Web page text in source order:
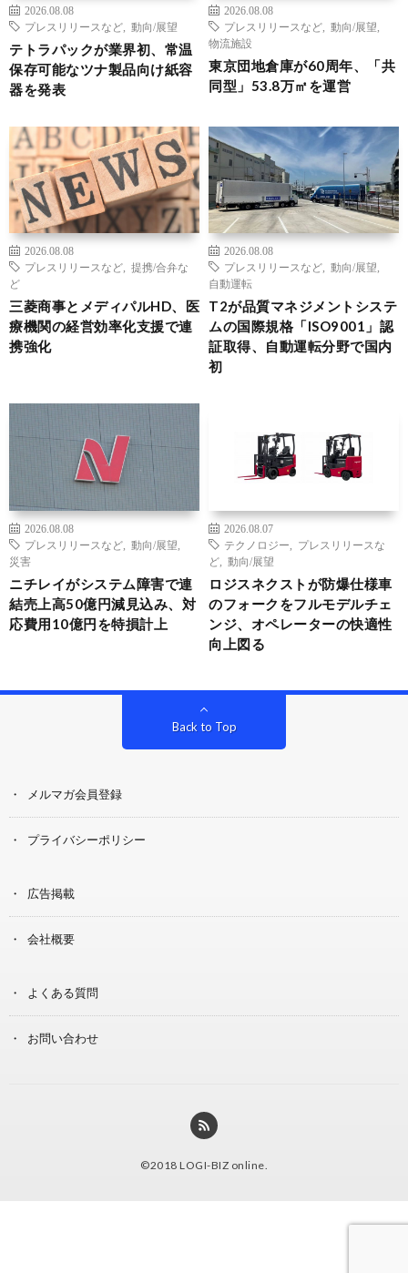
2026.08.08
プレスリリースなど
動向/展望
テトラパックが業界初、常温
保存可能なツナ製品向け紙容
器を発表
2026.08.08
プレスリリースなど
動向/展望
物流施設
東京団地倉庫が60周年、「共
同型」53.8万㎡を運営
2026.08.08
プレスリリースなど
提携/合弁な
ど
三菱商事とメディパルHD、医
療機関の経営効率化支援で連
携強化
2026.08.08
プレスリリースなど
動向/展望
自動運転
T2が品質マネジメントシステ
ムの国際規格「ISO9001」認
証取得、自動運転分野で国内
初
2026.08.08
プレスリリースなど
動向/展望
災害
ニチレイがシステム障害で連
結売上高50億円減見込み、対
応費用10億円を特損計上
2026.08.07
テクノロジー
プレスリリースな
ど
動向/展望
ロジスネクストが防爆仕様車
のフォークをフルモデルチェ
ンジ、オペレーターの快適性
向上図る
Back to Top
メルマガ会員登録
プライバシーポリシー
広告掲載
会社概要
よくある質問
お問い合わせ
©2018 LOGI-BIZ online